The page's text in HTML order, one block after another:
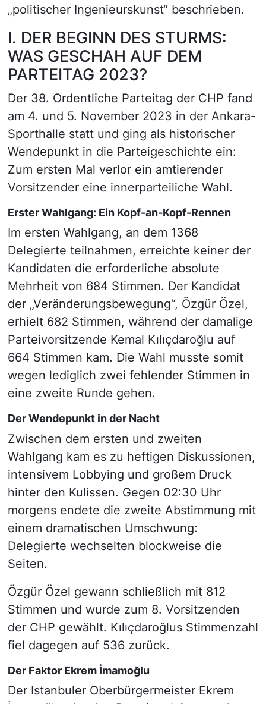
„politischer Ingenieurskunst“ beschrieben.
I. DER BEGINN DES STURMS:
WAS GESCHAH AUF DEM
PARTEITAG 2023?
Der 38. Ordentliche Parteitag der CHP fand
am 4. und 5. November 2023 in der Ankara-
Sporthalle statt und ging als historischer
Wendepunkt in die Parteigeschichte ein:
Zum ersten Mal verlor ein amtierender
Vorsitzender eine innerparteiliche Wahl.
Erster Wahlgang: Ein Kopf-an-Kopf-Rennen
Im ersten Wahlgang, an dem 1368
Delegierte teilnahmen, erreichte keiner der
Kandidaten die erforderliche absolute
Mehrheit von 684 Stimmen. Der Kandidat
der „Veränderungsbewegung“, Özgür Özel,
erhielt 682 Stimmen, während der damalige
Parteivorsitzende Kemal Kılıçdaroğlu auf
664 Stimmen kam. Die Wahl musste somit
wegen lediglich zwei fehlender Stimmen in
eine zweite Runde gehen.
Der Wendepunkt in der Nacht
Zwischen dem ersten und zweiten
Wahlgang kam es zu heftigen Diskussionen,
intensivem Lobbying und großem Druck
hinter den Kulissen. Gegen 02:30 Uhr
morgens endete die zweite Abstimmung mit
einem dramatischen Umschwung:
Delegierte wechselten blockweise die
Seiten.
Özgür Özel gewann schließlich mit 812
Stimmen und wurde zum 8. Vorsitzenden
der CHP gewählt. Kılıçdaroğlus Stimmenzahl
fiel dagegen auf 536 zurück.
Der Faktor Ekrem İmamoğlu
Der Istanbuler Oberbürgermeister Ekrem